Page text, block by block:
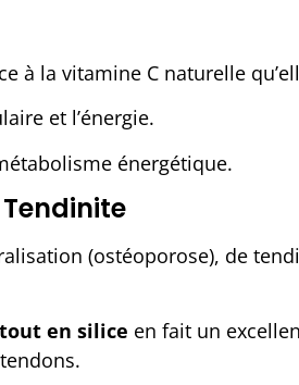
à la vitamine C naturelle
et l’énergie.
énergétique.
(ostéoporose), de
en silice en fait un